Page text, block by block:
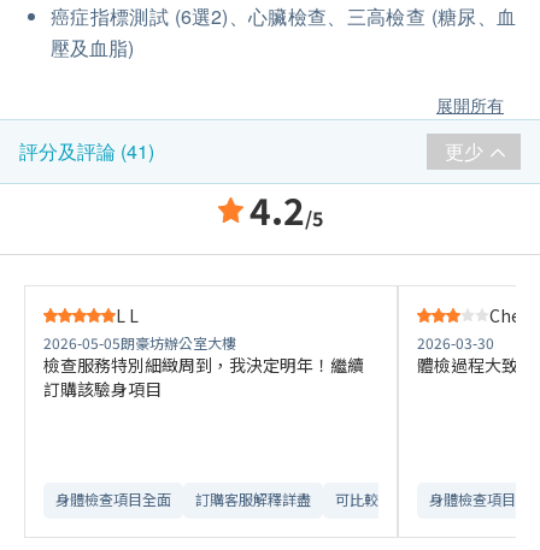
癌症指標測試 (6選2)、心臟檢查、三高檢查 (糖尿、血
壓及血脂)
展開所有
評分及評論 (41) 更少
4.2/5
L L
2026-05-05朗豪坊辦公室大樓
檢查服務特別細緻周到，我決定明年！繼續
訂購該驗身項目
身體檢查項目全面 訂購客服解釋詳盡 可比較不同檢查計劃
2026-03-30
體檢過程大致
身體檢查項目全